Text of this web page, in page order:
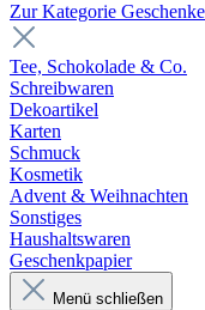
Zur Kategorie Geschenke
Tee, Schokolade & Co.
Schreibwaren
Dekoartikel
Karten
Schmuck
Kosmetik
Advent & Weihnachten
Sonstiges
Haushaltswaren
Geschenkpapier
Menü schließen